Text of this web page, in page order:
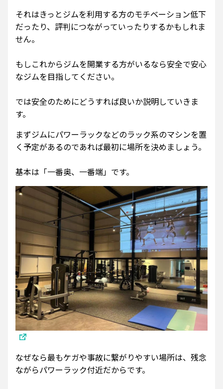
それはきっとジムを利用する方のモチベーション低下
だったり、評判につながっていったりするかもしれま
せん。
もしこれからジムを開業する方がいるなら安全で安心
なジムを目指してください。
では安全のためにどうすれば良いか説明していきま
す。
まずジムにパワーラックなどのラック系のマシンを置
く予定があるのであれば最初に場所を決めましょう。
基本は「一番奥、一番端」です。
なぜなら最もケガや事故に繋がりやすい場所は、残念
ながらパワーラック付近だからです。